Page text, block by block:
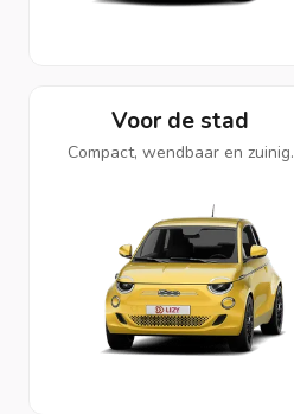
Voor de stad
Compact, wendbaar en zuinig.